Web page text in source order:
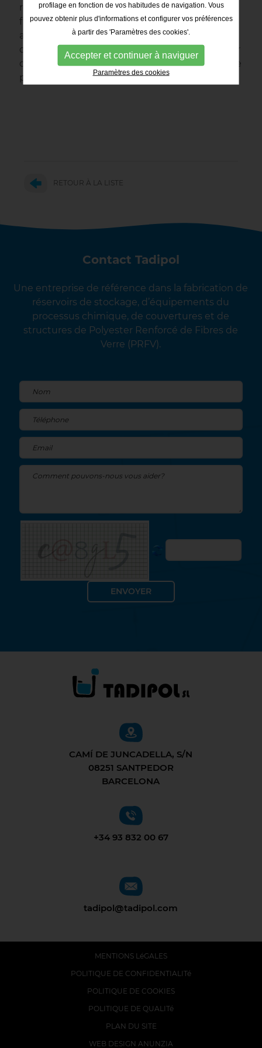
recommandé d'incorporer des supports de
fixation qui permettent d'ancrer les réservoirs
au sol à l'aide de tirants en acier inoxydable ou
d'élingues en nylon ou en polyester pour éviter
que la citerne vide flotte au-dessus de la nappe
phréatique.
RETOUR À LA LISTE
Contact Tadipol
Une entreprise de référence dans la fabrication de
réservoirs de stockage, d’équipements du
processus chimique, de couvertures et de
structures de Polyester Renforcé de Fibres de
Verre (PRFV).
CAMÍ DE JUNCADELLA, S/N
08251 SANTPEDOR
BARCELONA
+34 93 832 00 67
tadipol@tadipol.com
MENTIONS LéGALES
POLITIQUE DE CONFIDENTIALITé
POLITIQUE DE COOKIES
POLITIQUE DE QUALITé
PLAN DU SITE
WEB DESIGN ANUNZIA
profilage en fonction de vos habitudes de navigation. Vous
pouvez obtenir plus d'informations et configurer vos préférences
à partir des 'Paramètres des cookies'.
Accepter et continuer à naviguer
Paramètres des cookies